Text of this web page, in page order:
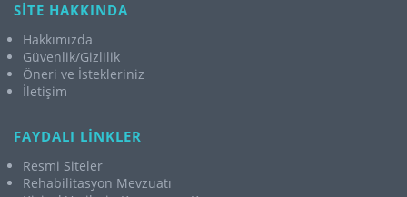
SİTE HAKKINDA
Hakkımızda
Güvenlik/Gizlilik
Öneri ve İstekleriniz
İletişim
FAYDALI LİNKLER
Resmi Siteler
Rehabilitasyon Mevzuatı